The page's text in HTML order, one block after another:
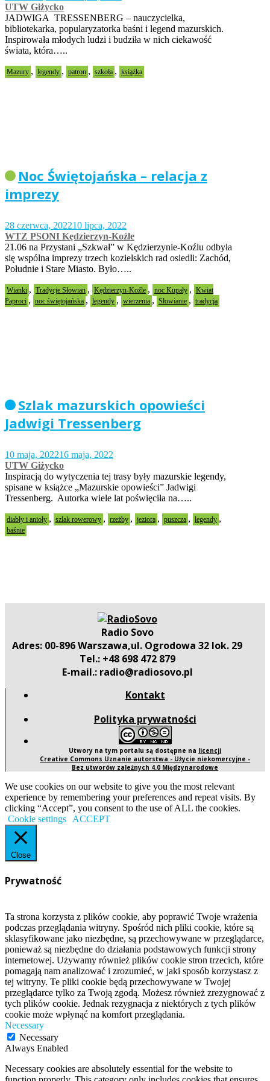
UTW Giżycko
JADWIGA TRESSENBERG – nauczycielka,
bibliotekarka, popularyzatorka baśni i legend mazurskich.
Inspirowała młodych ludzi i budziła w nich ciekawość
świata, która…..
Mazury , legendy , patron , szkoła , książka
Noc Świętojańska – relacja z
imprezy
28 czerwca, 202210 lipca, 2022
WTZ PSONI Kędzierzyn-Koźle
21.06 na Przystani „Szkwał” w Kędzierzynie-Koźlu odbyła
się wspólna imprezy trzech kozielskich rad osiedli: Zachód,
Południe i Stare Miasto. Było…..
Wianki , Tradycje Słowian , Kędzierzyn-Koźle , noc Kupały , Kwiat
Paproci , noc świętojańska , legendy , wierzenia , Słowianie , tradycja
Szlak mazurskich opowieści
Jadwigi Tressenberg
10 maja, 202216 maja, 2022
UTW Giżycko
Inspiracją do wytyczenia tej trasy były mazurskie legendy,
spisane w książce „Mazurskie opowieści” Jadwigi
Tressenberg. Autorka wiele lat poświęciła na…..
diabły i anioły , szlak rowerowy , rzeżby , jeziora , puszcza , legendy ,
baśnie
Radio Sovo
Adres: 00-896 Warszawa,ul. Ogrodowa 32 lok. 29
Tel.: +48 698 472 879
E-mail.: radio@radiosovo.pl
Kontakt
Polityka prywatności
Utwory na tym portalu są dostępne na licencji
Creative Commons Uznanie autorstwa - Użycie niekomercyjne -
Bez utworów zależnych 4.0 Międzynarodowe
We use cookies on our website to give you the most relevant
experience by remembering your preferences and repeat visits. By
clicking “Accept”, you consent to the use of ALL the cookies.
Cookie settings
ACCEPT
Close
Prywatność
Ta strona korzysta z plików cookie, aby poprawić Twoje wrażenia
podczas przeglądania witryny. Spośród nich pliki cookie, które są
sklasyfikowane jako niezbędne, są przechowywane w przeglądarce,
ponieważ są niezbędne do działania podstawowych funkcji strony
internetowej. Używamy również plików cookie stron trzecich, które
pomagają nam analizować i zrozumieć, w jaki sposób korzystasz z
tej witryny. Te pliki cookie będą przechowywane w Twojej
przeglądarce tylko za Twoją zgodą. Możesz również zrezygnować z
tych plików cookie. Jednak rezygnacja z niektórych z tych plików
cookie może wpłynąć na komfort przeglądania.
Necessary
Necessary
Always Enabled
Necessary cookies are absolutely essential for the website to